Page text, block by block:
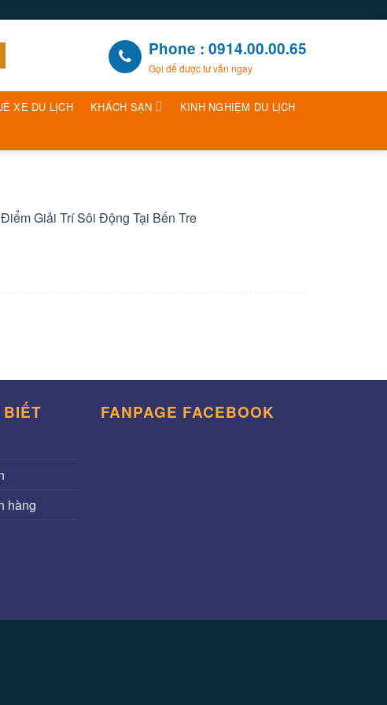
Phone : 0914.00.00.65
Gọi để được tư vấn ngay
XE DU LỊCH KHÁCH SẠN
KINH NGHIỆM DU LỊCH
Giải Trí Sôi Động Tại Bến Tre
BIẾT
hàng
FANPAGE FACEBOOK